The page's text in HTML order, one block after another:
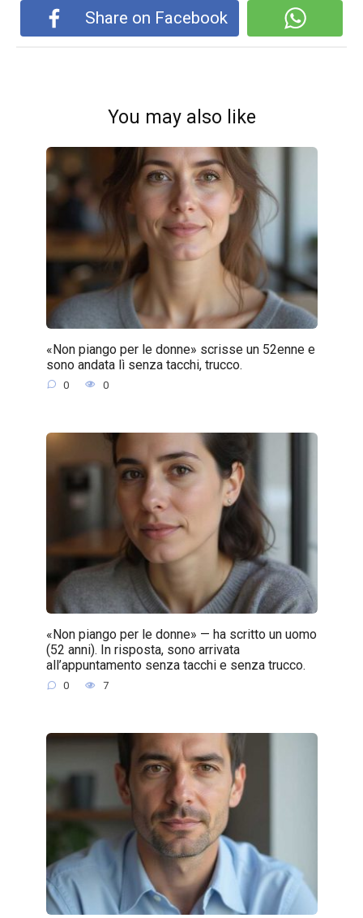
Share on Facebook
You may also like
«Non piango per le donne» scrisse un 52enne e
sono andata lì senza tacchi, trucco.
0 0
«Non piango per le donne» — ha scritto un uomo
(52 anni). In risposta, sono arrivata
all’appuntamento senza tacchi e senza trucco.
0 7